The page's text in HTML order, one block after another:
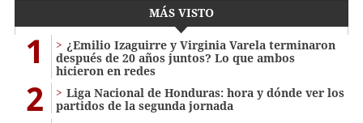
MÁS VISTO
1
¿Emilio Izaguirre y Virginia Varela terminaron
después de 20 años juntos? Lo que ambos
hicieron en redes
2
Liga Nacional de Honduras: hora y dónde ver los
partidos de la segunda jornada